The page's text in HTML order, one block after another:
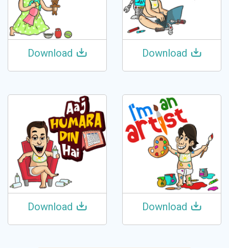
Download Download
Download Download